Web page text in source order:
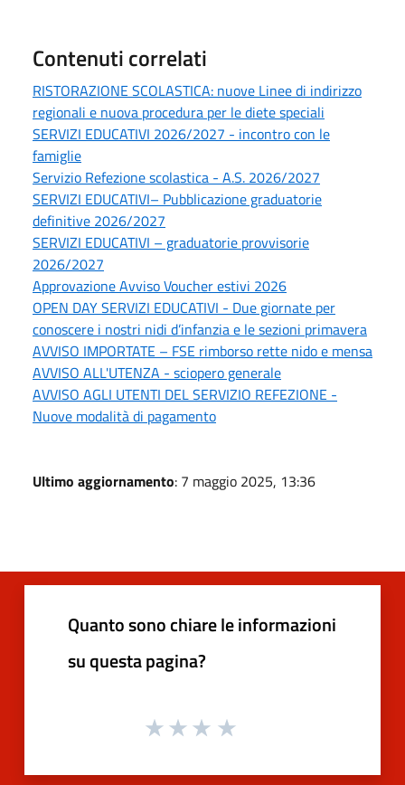
Contenuti correlati
RISTORAZIONE SCOLASTICA: nuove Linee di indirizzo
regionali e nuova procedura per le diete speciali
SERVIZI EDUCATIVI 2026/2027 - incontro con le
famiglie
Servizio Refezione scolastica - A.S. 2026/2027
SERVIZI EDUCATIVI– Pubblicazione graduatorie
definitive 2026/2027
SERVIZI EDUCATIVI – graduatorie provvisorie
2026/2027
Approvazione Avviso Voucher estivi 2026
OPEN DAY SERVIZI EDUCATIVI - Due giornate per
conoscere i nostri nidi d’infanzia e le sezioni primavera
AVVISO IMPORTATE – FSE rimborso rette nido e mensa
AVVISO ALL'UTENZA - sciopero generale
AVVISO AGLI UTENTI DEL SERVIZIO REFEZIONE -
Nuove modalità di pagamento
Ultimo aggiornamento: 7 maggio 2025, 13:36
Quanto sono chiare le informazioni
su questa pagina?